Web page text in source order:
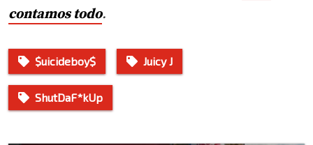
contamos todo.
$uicideboy$ Juicy J
ShutDaF*kUp